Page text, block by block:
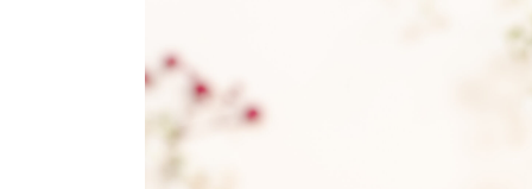
Pochettes